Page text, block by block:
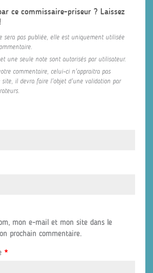
ce commissaire-priseur ? Laissez
sera pas publiée, elle est uniquement utilisée
une seule note sont autorisés par utilisateur.
commentaire, celui-ci n'appraitra pas
il devra faire l'objet d'une validation par
mon e-mail et mon site dans le
prochain commentaire.
*